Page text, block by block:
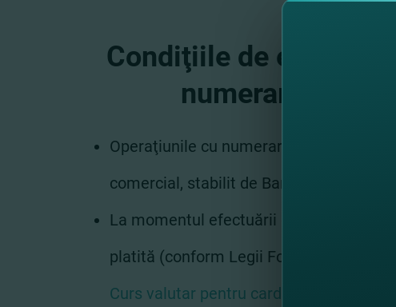
Condiţiile de
numerar în
Operaţiunile cu numerar de
comercial, stabilit de Bancă la data
La momentul efectuării operaţiei de
platită (conform Legii Fondului
Curs valutar pentru carduri